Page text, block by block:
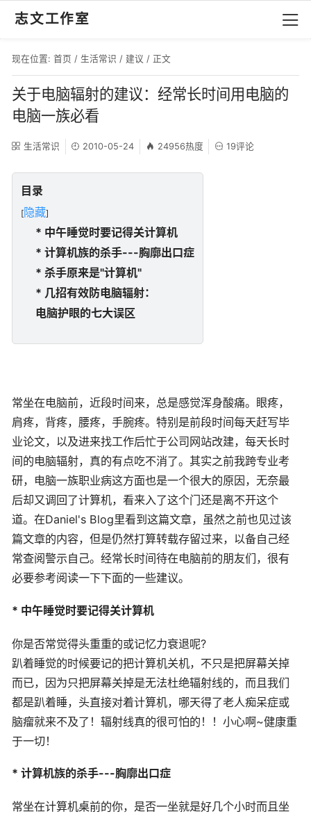
志文工作室
现在位置: 首页 / 生活常识 / 建议 / 正文
关于电脑辐射的建议：经常长时间用电脑的
电脑一族必看
生活常识 2010-05-24 24956热度 19评论
目录
[隐藏]
* 中午睡觉时要记得关计算机
* 计算机族的杀手---胸廓出口症
* 杀手原来是"计算机"
* 几招有效防电脑辐射：
电脑护眼的七大误区
常坐在电脑前，近段时间来，总是感觉浑身酸痛。眼疼，
肩疼，背疼，腰疼，手腕疼。特别是前段时间每天赶写毕
业论文，以及进来找工作后忙于公司网站改建，每天长时
间的电脑辐射，真的有点吃不消了。其实之前我跨专业考
研，电脑一族职业病这方面也是一个很大的原因，无奈最
后却又调回了计算机，看来入了这个门还是离不开这个
道。在Daniel's Blog里看到这篇文章，虽然之前也见过该
篇文章的内容，但是仍然打算转载存留过来，以备自己经
常查阅警示自己。经常长时间待在电脑前的朋友们，很有
必要参考阅读一下下面的一些建议。
* 中午睡觉时要记得关计算机
你是否常觉得头重重的或记忆力衰退呢?
趴着睡觉的时候要记的把计算机关机，不只是把屏幕关掉
而已，因为只把屏幕关掉是无法杜绝辐射线的，而且我们
都是趴着睡，头直接对着计算机，哪天得了老人痴呆症或
脑瘤就来不及了！辐射线真的很可怕的！！小心啊~健康重
于一切！
* 计算机族的杀手---胸廓出口症
常坐在计算机桌前的你，是否一坐就是好几个小时而且坐